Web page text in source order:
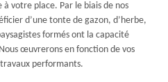
votre place. Par le biais de nos
d’une tonte de gazon, d’herbe,
formés ont la capacité
œuvrerons en fonction de vos
performants.